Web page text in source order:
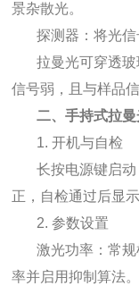
景杂散光。
探测器：将光信
拉曼光可穿透
信号弱，且与样品
二、手持式拉
1. 开机与自检
长按电源键启
正，自检通过后显示
2. 参数设置
激光功率：常
率并启用抑制算法。